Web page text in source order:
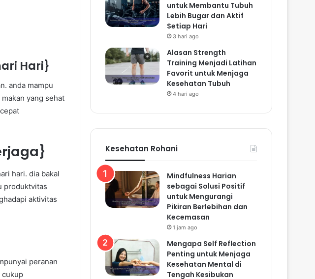
Hari}
anda mampu
yang sehat
hari. dia bakal
produktvitas
aktivitas
peranan
cukup
untuk Membantu Tubuh
Lebih Bugar dan Aktif
Setiap Hari
3 hari ago
Alasan Strength
Training Menjadi Latihan
Favorit untuk Menjaga
Kesehatan Tubuh
4 hari ago
Kesehatan Rohani
Mindfulness Harian
sebagai Solusi Positif
untuk Mengurangi
Pikiran Berlebihan dan
Kecemasan
1 jam ago
Mengapa Self Reflection
Penting untuk Menjaga
Kesehatan Mental di
Tengah Kesibukan